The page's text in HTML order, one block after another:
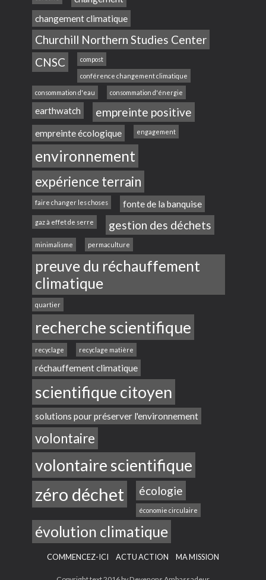
changement climatique
Churchill Northern Studies Center
CNSC
compost
conférence changement climatique
consommation d'eau consommation d'énergie
earthwatch empreinte positive
empreinte écologique engagement
environnement
expérience terrain
faire changer les choses fonte de la banquise
gaz à effet de serre gestion des déchets
minimalisme permaculture
preuve du réchauffement
climatique
quartier
recherche scientifique
recyclage recyclage matière
réchauffement climatique
scientifique citoyen
solutions pour préserver l'environnement
volontaire
volontaire scientifique
zéro déchet écologie
économie circulaire
évolution climatique
COMMENCEZ-ICI ACTU ACTION MA MISSION